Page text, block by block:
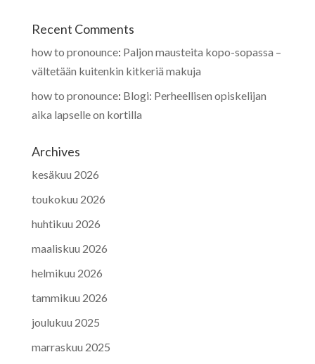
Recent Comments
how to pronounce: Paljon mausteita kopo-sopassa –
vältetään kuitenkin kitkeriä makuja
how to pronounce: Blogi: Perheellisen opiskelijan
aika lapselle on kortilla
Archives
kesäkuu 2026
toukokuu 2026
huhtikuu 2026
maaliskuu 2026
helmikuu 2026
tammikuu 2026
joulukuu 2025
marraskuu 2025